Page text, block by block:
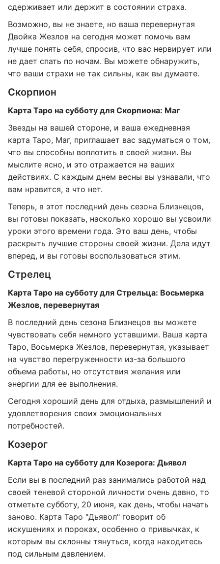
сдерживает или держит в состоянии страха.
Возможно, вы не знаете, но ваша перевернутая
Двойка Жезлов на сегодня может помочь вам
лучше понять себя, спросив, что вас нервирует или
не дает спать по ночам. Вы можете обнаружить,
что ваши страхи не так сильны, как вы думаете.
Скорпион
Карта Таро на субботу для Скорпиона: Маг
Звезды на вашей стороне, и ваша ежедневная
карта Таро, Маг, приглашает вас задуматься о том,
что вы способны воплотить в своей жизни. Вы
мыслите ясно, и это отражается на ваших
действиях. С каждым днем ​​весны вы узнавали, что
вам нравится, а что нет.
Теперь, в этот последний день сезона Близнецов,
вы готовы показать, насколько хорошо вы усвоили
уроки этого времени года. Это ваш день, чтобы
раскрыть лучшие стороны своей жизни. Дела идут
вперед, и вы готовы воспользоваться этим.
Стрелец
Карта Таро на субботу для Стрельца: Восьмерка
Жезлов, перевернутая
В последний день сезона Близнецов вы можете
чувствовать себя немного уставшими. Ваша карта
Таро, Восьмерка Жезлов, перевернутая, указывает
на чувство перегруженности из-за большого
объема работы, но отсутствия желания или
энергии для ее выполнения.
Сегодня хороший день для отдыха, размышлений и
удовлетворения своих эмоциональных
потребностей.
Козерог
Карта Таро на субботу для Козерога: Дьявол
Если вы в последний раз занимались работой над
своей теневой стороной личности очень давно, то
отметьте субботу, 20 июня, как день, чтобы начать
заново. Карта Таро "Дьявол" говорит об
искушениях и пороках, особенно о привычках, к
которым вы склонны тянуться, когда находитесь
под сильным давлением.